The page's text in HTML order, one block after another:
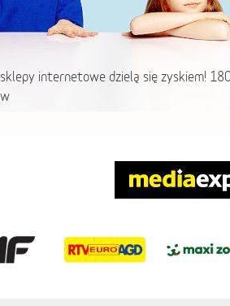
internetowe dzielą się zyskiem!